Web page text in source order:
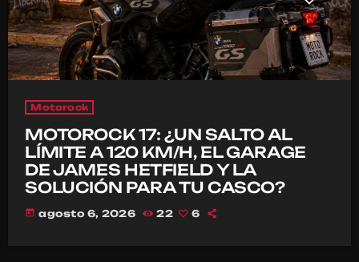
Motorock
MOTOROCK 17: ¿UN SALTO AL
LÍMITE A 120 KM/H, EL GARAGE
DE JAMES HETFIELD Y LA
SOLUCIÓN PARA TU CASCO?
today agosto 6, 2026 22 6